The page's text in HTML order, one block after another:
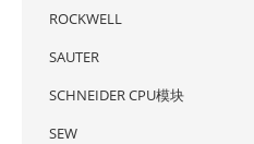
ROCKWELL
SAUTER
SCHNEIDER CPU模块
SEW